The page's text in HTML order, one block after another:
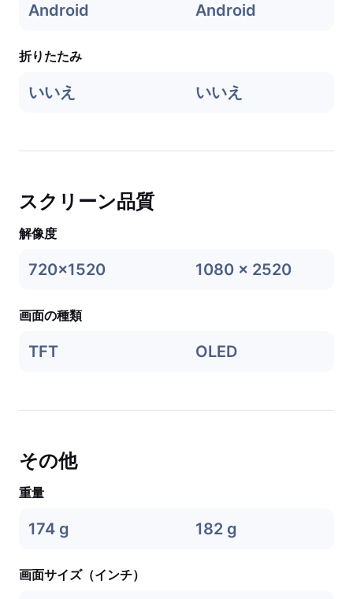
Android Android
折りたたみ
いいえ いいえ
スクリーン品質
解像度
720x1520 1080 x 2520
画面の種類
TFT OLED
その他
重量
174 g 182 g
画面サイズ（インチ）